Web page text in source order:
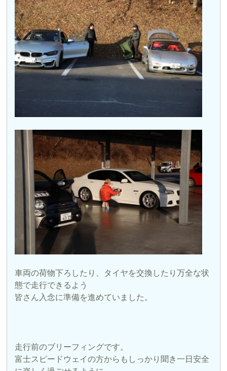
車両の荷物下ろしたり、タイヤを交換したり万全な状
態で走行できるよう
皆さん入念に準備を進めていました。
走行前のブリーフィングです。
富士スピードウェイの方からもしっかり聞き一日安全